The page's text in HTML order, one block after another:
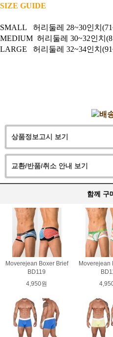
SIZE GUIDE
SMALL 허리둘레 28~30인치
MEDIUM 허리둘레 30~32인치
LARGE 허리둘레 32~34인치
상품정보고시 보기
교환/반품/취소 안내 보기
함께 구
Moverejean Boxer Brief
BD119
4,950원
Moverejean